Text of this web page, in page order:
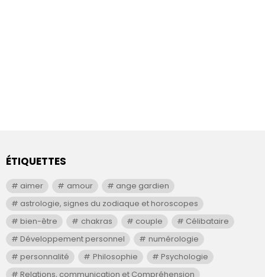
ÉTIQUETTES
aimer amour
ange gardien
astrologie, signes du zodiaque et horoscopes
bien-être
chakras couple
Célibataire
Développement personnel
numérologie
personnalité
Philosophie
Psychologie
Relations, communication et Compréhension